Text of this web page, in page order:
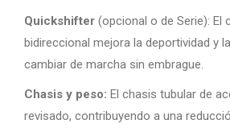
Quickshifter (opcional o de Serie): El
bidireccional mejora la deportividad y
cambiar de marcha sin embrague.
Chasis y peso: El chasis tubular de
revisado, contribuyendo a una